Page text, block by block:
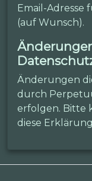
Email-Adresse
(auf Wunsch).
Änderungen
durch
erfolgen. Bitte
diese